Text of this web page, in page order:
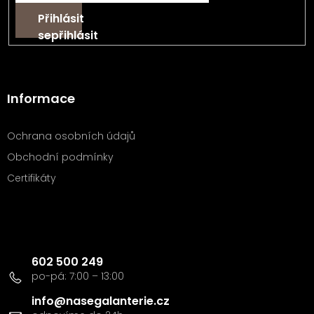
Přihlásit
se
Informace
Ochrana osobních údajů
Obchodní podmínky
Certifikáty
info@nasegalanterie.cz
602 500 249